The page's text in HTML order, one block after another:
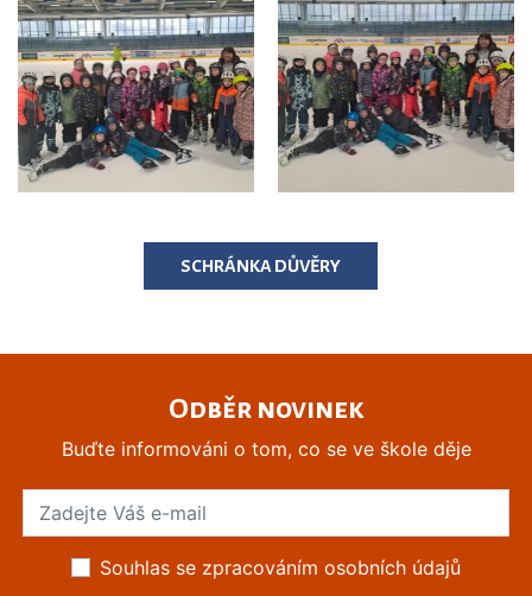
SCHRÁNKA DŮVĚRY
Odběr novinek
Buďte informováni o tom, co se ve škole děje
Souhlas se zpracováním osobních údajů